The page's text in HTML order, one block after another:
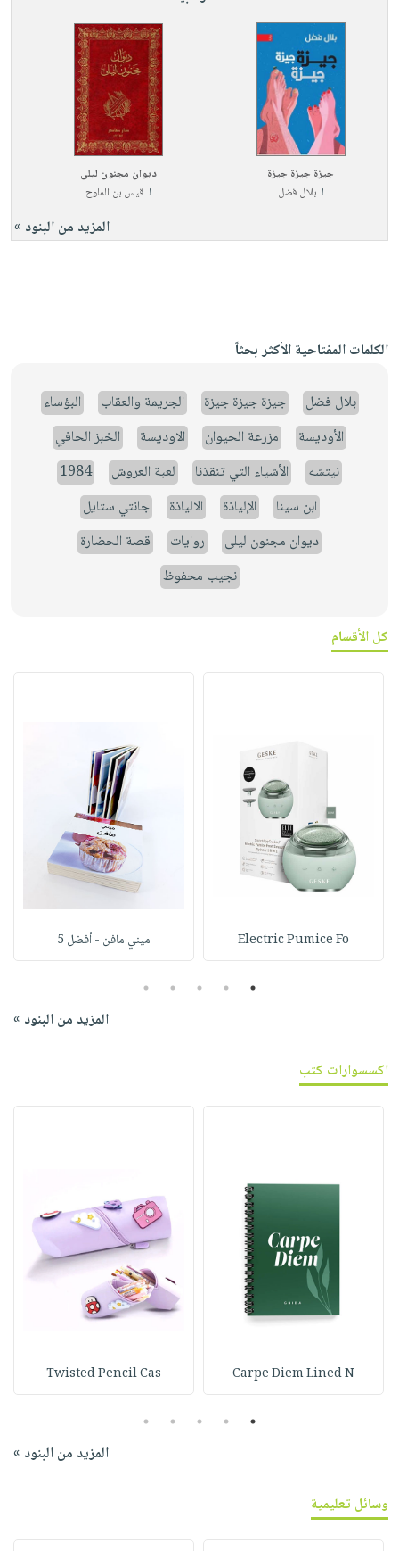
جيزة جيزة جيزة
لـبلال فضل
ديوان مجنون ليلى
لـقيس بن الملوح
المزيد من البنود »
الكلمات المفتاحية الأكثر بحثاً
بلال فضل جيزة جيزة جيزة الجريمة والعقاب
البؤساء
الأوديسة
مزرعة الحيوان الاوديسة
الخبز الحافي
نيتشه
الأشياء التي تنقذنا لعبة العروش
1984
ابن سينا
الإلياذة الالياذة
جانتي ستايل
ديوان مجنون ليلى
روايات
قصة الحضارة
نجيب محفوظ
كل الأقسام
Electric Pumice Fo ميني مافن - أفضل 5
1
2
3
4
5
المزيد من البنود »
اكسسوارات كتب
Carpe Diem Lined N
Twisted Pencil Cas
1
2
3
4
5
المزيد من البنود »
وسائل تعليمية